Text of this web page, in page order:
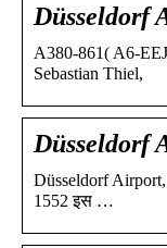
Düsseldorf
A380-861( A6-
Sebastian Thiel,
Düsseldorf
Düsseldorf
1552 इस …